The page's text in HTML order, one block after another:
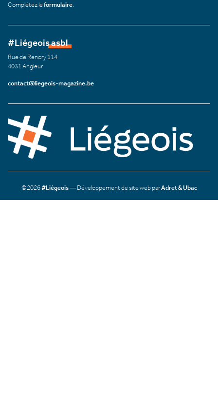
Complétez leformulaire
#Liégeois asbl
Rue de Renory 114
4031 Angleur
contact@liegeois-magazine.be
©2026#Liégeois— Développement de site web parAdret & Ubac